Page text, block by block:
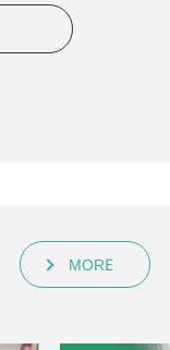
MORE